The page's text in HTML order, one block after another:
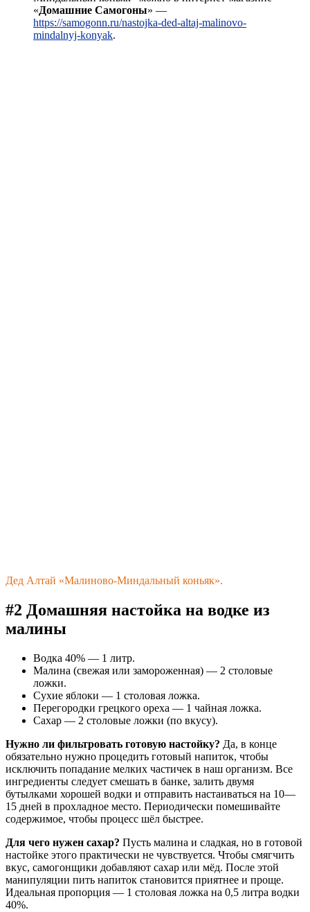
«Домашние Самогоны» —
https://samogonn.ru/nastojka-ded-altaj-malinovo-
mindalnyj-konyak.
Дед Алтай «Малиново-Миндальный коньяк».
#2 Домашняя настойка на водке из
малины
Водка 40% — 1 литр.
Малина (свежая или замороженная) — 2 столовые
ложки.
Сухие яблоки — 1 столовая ложка.
Перегородки грецкого ореха — 1 чайная ложка.
Сахар — 2 столовые ложки (по вкусу).
Нужно ли фильтровать готовую настойку? Да, в конце
обязательно нужно процедить готовый напиток, чтобы
исключить попадание мелких частичек в наш организм. Все
ингредиенты следует смешать в банке, залить двумя
бутылками хорошей водки и отправить настаиваться на 10—
15 дней в прохладное место. Периодически помешивайте
содержимое, чтобы процесс шёл быстрее.
Для чего нужен сахар? Пусть малина и сладкая, но в готовой
настойке этого практически не чувствуется. Чтобы смягчить
вкус, самогонщики добавляют сахар или мёд. После этой
манипуляции пить напиток становится приятнее и проще.
Идеальная пропорция — 1 столовая ложка на 0,5 литра водки
40%.